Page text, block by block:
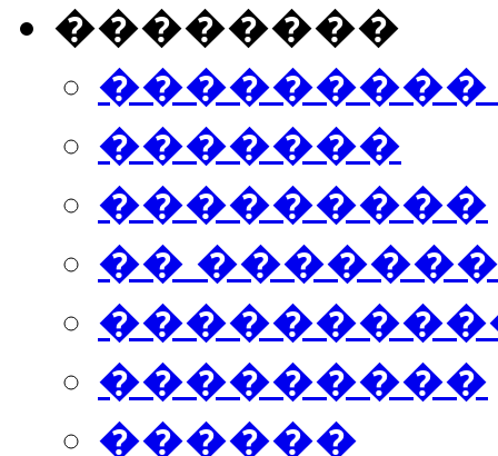
��������
���������
�������
���������
��
���������
������